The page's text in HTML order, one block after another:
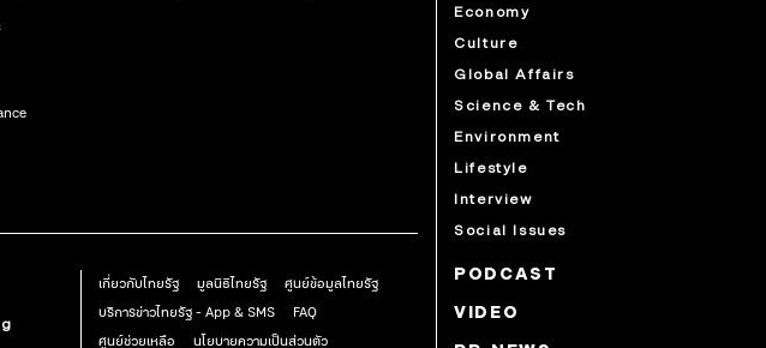
Economy
Culture
Global Affairs
Science & Tech
Environment
Lifestyle
Interview
Social Issues
PODCAST
VIDEO
เกี่ยวกับไทยรัฐ มูลนิธิไทยรัฐ
ศูนย์ข้อมูลไทยรัฐ
บริการข่าวไทยรัฐ - App & SMS
FAQ
ศูนย์ช่วยเหลือ
นโยบายความเป็นส่วนตัว